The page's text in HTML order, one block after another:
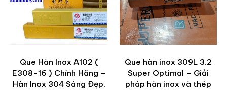
Que Hàn Inox A102 (
E308-16 ) Chính Hãng –
Hàn Inox 304 Sáng Đẹp,
Que hàn inox 309L 3.2
Super Optimal – Giải
pháp hàn inox và thép